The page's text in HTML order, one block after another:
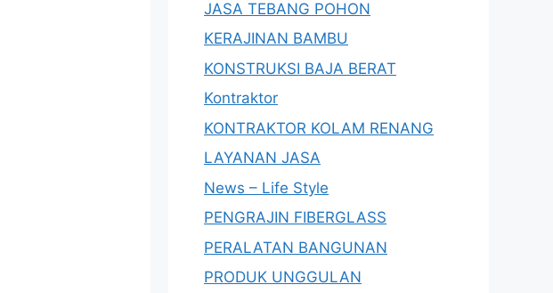
JASA TEBANG POHON
KERAJINAN BAMBU
KONSTRUKSI BAJA BERAT
Kontraktor
KONTRAKTOR KOLAM RENANG
LAYANAN JASA
News – Life Style
PENGRAJIN FIBERGLASS
PERALATAN BANGUNAN
PRODUK UNGGULAN